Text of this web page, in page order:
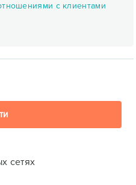
с клиентами
сетях